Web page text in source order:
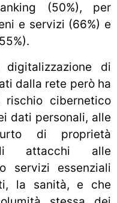
(50%), per
e servizi (66%) e
digitalizzazione di
dalla rete però ha
cibernetico
dati personali, alle
di proprietà
attacchi alle
servizi essenziali
la sanità, e che